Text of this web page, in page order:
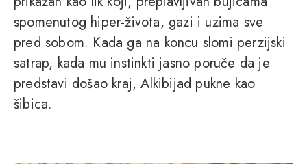
spomenutog hiper-života, gazi i uzima sve
pred sobom. Kada ga na koncu slomi perzijski
satrap, kada mu instinkti jasno poruče da je
predstavi došao kraj, Alkibijad pukne kao
šibica.